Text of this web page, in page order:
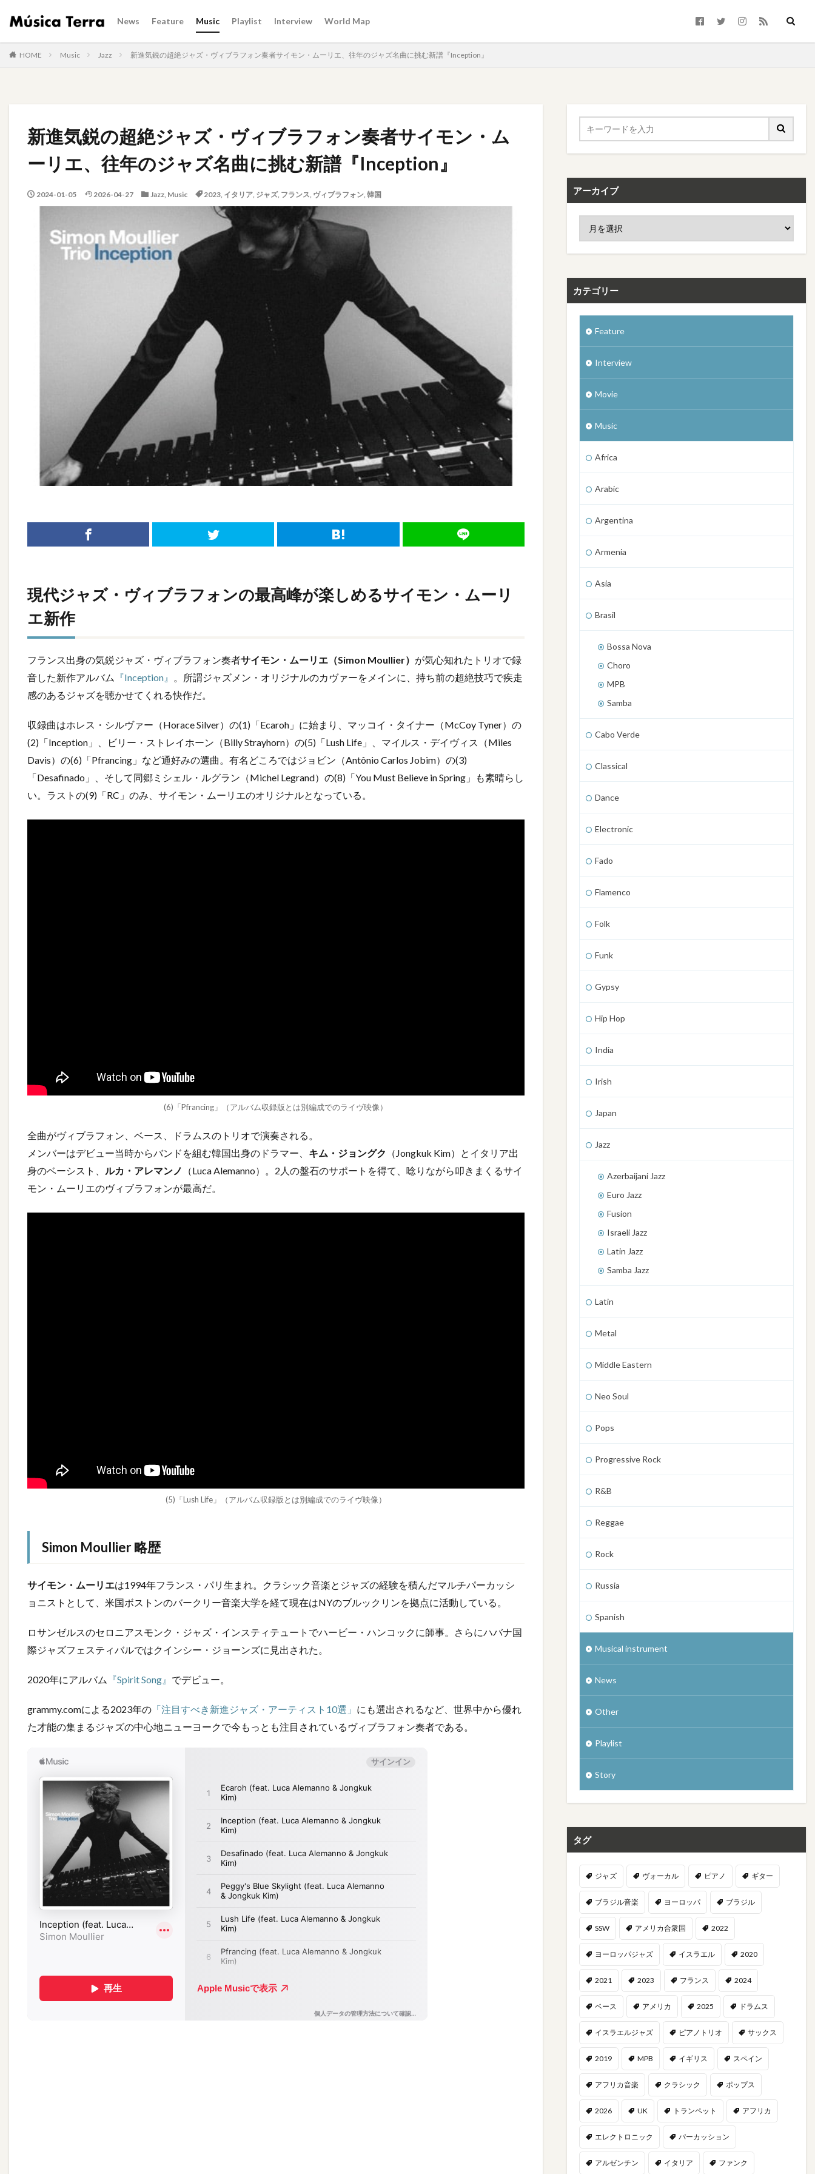
News Feature Music Playlist Interview World Map
HOME Music Jazz 新進気鋭の超絶ジャズ・ヴィブラフォン奏者サイモン・ムーリエ、往年のジャズ名曲に挑む新譜『Inception』
新進気鋭の超絶ジャズ・ヴィブラフォン奏者サイモン・ム
ーリエ、往年のジャズ名曲に挑む新譜『Inception』
2024-01-05 2026-04-27 Jazz, Music 2023, イタリア, ジャズ, フランス, ヴィブラフォン, 韓国
現代ジャズ・ヴィブラフォンの最高峰が楽しめるサイモン・ムーリ
エ新作
フランス出身の気鋭ジャズ・ヴィブラフォン奏者サイモン・ムーリエ（Simon Moullier） が気心知れたトリオで録
音した新作アルバム 『Inception』 。所謂ジャズメン・オリジナルのカヴァーをメインに、持ち前の超絶技巧で疾走
感のあるジャズを聴かせてくれる快作だ。
収録曲はホレス・シルヴァー（Horace Silver）の(1)「Ecaroh」に始まり、マッコイ・タイナー（McCoy Tyner）の
(2)「Inception」、ビリー・ストレイホーン（Billy Strayhorn）の(5)「Lush Life」、マイルス・デイヴィス（Miles
Davis）の(6)「Pfrancing」など通好みの選曲。有名どころではジョビン（Antônio Carlos Jobim）の(3)
「Desafinado」、そして同郷ミシェル・ルグラン（Michel Legrand）の(8)「You Must Believe in Spring」も素晴らし
い。ラストの(9)「RC」のみ、サイモン・ムーリエのオリジナルとなっている。
(6)「Pfrancing」（アルバム収録版とは別編成でのライヴ映像）
全曲がヴィブラフォン、ベース、ドラムスのトリオで演奏される。
メンバーはデビュー当時からバンドを組む韓国出身のドラマー、 キム・ジョングク
（Jongkuk Kim）とイタリア出
身のベーシスト、
ルカ・アレマンノ
（Luca Alemanno）。2人の盤石のサポートを得て、唸りながら叩きまくるサイ
モン・ムーリエのヴィブラフォンが最高だ。
(5)「Lush Life」（アルバム収録版とは別編成でのライヴ映像）
Simon Moullier 略歴
サイモン・ムーリエは1994年フランス・パリ生まれ。クラシック音楽とジャズの経験を積んだマルチパーカッシ
ョニストとして、米国ボストンのバークリー音楽大学を経て現在はNYのブルックリンを拠点に活動している。
ロサンゼルスのセロニアスモンク・ジャズ・インスティテュートでハービー・ハンコックに師事。さらにハバナ国
際ジャズフェスティバルではクインシー・ジョーンズに見出された。
2020年にアルバム 『Spirit Song』 でデビュー。
grammy.comによる2023年の 「注目すべき新進ジャズ・アーティスト10選」 にも選出されるなど、世界中から優れ
た才能の集まるジャズの中心地ニューヨークで今もっとも注目されているヴィブラフォン奏者である。
アーカイブ
カテゴリー
Feature
Interview
Movie
Music
Africa
Arabic
Argentina
Armenia
Asia
Brasil
Bossa Nova
Choro
MPB
Samba
Cabo Verde
Classical
Dance
Electronic
Fado
Flamenco
Folk
Funk
Gypsy
Hip Hop
India
Irish
Japan
Jazz
Azerbaijani Jazz
Euro Jazz
Fusion
Israeli Jazz
Latin Jazz
Samba Jazz
Latin
Metal
Middle Eastern
Neo Soul
Pops
Progressive Rock
R&B
Reggae
Rock
Russia
Spanish
Musical instrument
News
Other
Playlist
Story
タグ
ジャズ ヴォーカル ピアノ ギター
ブラジル音楽 ヨーロッパ ブラジル
SSW アメリカ合衆国 2022
ヨーロッパジャズ イスラエル 2020
2021 2023 フランス 2024
ベース アメリカ 2025 ドラムス
イスラエルジャズ ピアノトリオ サックス
2019 MPB イギリス スペイン
アフリカ音楽 クラシック ポップス
2026 UK トランペット アフリカ
エレクトロニック パーカッション
アルゼンチン イタリア ファンク